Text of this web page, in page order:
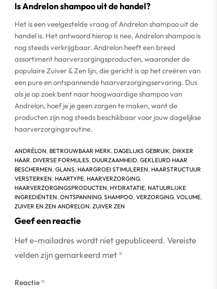
Is Andrelon shampoo uit de handel?
Het is een veelgestelde vraag of Andrelon shampoo uit de
handel is. Het antwoord hierop is nee, Andrelon shampoo is
nog steeds verkrijgbaar. Andrelon heeft een breed
assortiment haarverzorgingsproducten, waaronder de
populaire Zuiver & Zen lijn, die gericht is op het creëren van
een pure en ontspannende haarverzorgingservaring. Dus
als je op zoek bent naar hoogwaardige shampoo van
Andrelon, hoef je je geen zorgen te maken, want de
producten zijn nog steeds beschikbaar voor jouw dagelijkse
haarverzorgingsroutine.
ANDRÉLON, BETROUWBAAR MERK, DAGELIJKS GEBRUIK, DIKKER
HAAR, DIVERSE FORMULES, DUURZAAMHEID, GEKLEURD HAAR
BESCHERMEN, GLANS, HAARGROEI STIMULEREN, HAARSTRUCTUUR
VERSTERKEN, HAARTYPE, HAARVERZORGING,
HAARVERZORGINGSPRODUCTEN, HYDRATATIE, NATUURLIJKE
INGREDIËNTEN, ONTSPANNING, SHAMPOO, VERZORGING, VOLUME,
ZUIVER EN ZEN ANDRELON, ZUIVER ZEN
Geef een reactie
Het e-mailadres wordt niet gepubliceerd. Vereiste
velden zijn gemarkeerd met *
Reactie *